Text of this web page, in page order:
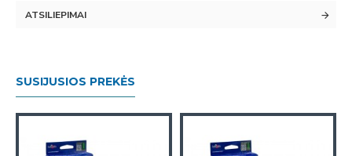
ATSILIEPIMAI
SUSIJUSIOS PREKĖS